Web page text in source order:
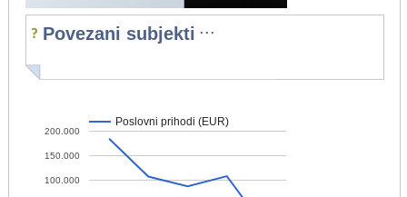
Povezani subjekti ...
Poslovni prihodi (EUR)
100.000
150.000
200.000